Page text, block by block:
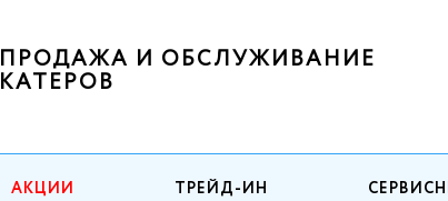
ПРОДАЖА И ОБСЛУЖИВАНИЕ
КАТЕРОВ
АКЦИИ ТРЕЙД-ИН